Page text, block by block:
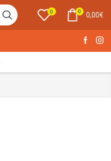
0 0 0,00€